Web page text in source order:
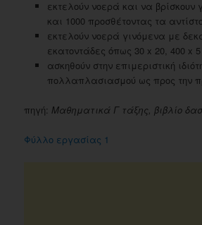
εκτελούν νοερά και να βρίσκουν
και 1000 προσθέτοντας τα
εκτελούν νοερά γινόμενα με
εκατοντάδες όπως 30 x 20, 400 x
ασκηθούν στην επιμεριστική
πολλαπλασιασμού ως προς την
πηγή:Μαθηματικά Γ τάξης, βιβλίο
Φύλλο εργασίας 1